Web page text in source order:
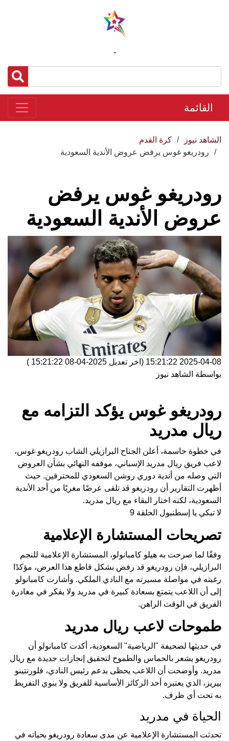
-
القائمة
الشاهد نيوز
كرة القدم
رودريغو غوس يرفض عروض الأندية السعودية
رودريغو غوس يرفض
عروض الأندية السعودية
2025-04-08 15:21:22 (اخر تعديل 2025-04-08 15:21:22
)
بواسطة الشاهد نيوز
رودريغو غوس يؤكد التزامه مع
ريال مدريد
في خطوة حاسمة، أعلن الجناح البرازيلي الشاب رودريغو غوس،
لاعب فريق ريال مدريد الإسباني، موقفه النهائي بشأن العروض
التي وصله من أندية دوري روشن السعودي للمحترفين. حيث
أظهرت التقارير أن رودريغو قد تلقى عرضًا مغريًا من أحد الأندية
السعودية، لكنه اختار البقاء مع ريال مدريد.
لا تبكي يا إسطنبول الحلقة 9
تصريحات المستشارة الإعلامية
وفقًا لما صرحت به هيلو كامبانولو، المستشارة الإعلامية للنجم
البرازيلي، فإن رودريغو قد رفض بشكل قاطع هذا العرض، مؤكدًا
رغبته في مواصلة مسيرته مع النادي الملكي. وأشارت كامبانولو
إلى أن اللاعب يتمتع بسعادة كبيرة في مدريد ولا يفكر في مغادرة
الفريق في الوقت الراهن.
طموحات لاعب ريال مدريد
في حديثها لصحيفة "الرياضية" السعودية، أكدت كامبانولو أن
رودريغو يشعر بالحماس والطموح لتحقيق إنجازات جديدة مع ريال
مدريد. وأوضحت أن اللاعب يحظى بدعم رئيس النادي، فلورنتينو
بيريز، الذي يعتبره أحد الركائز الأساسية للفريق ولا ينوي التفريط
به تحت أي ظرف.
الحياة في مدريد
تحدثت المستشارة الإعلامية عن مدى سعادة رودريغو بحياته في